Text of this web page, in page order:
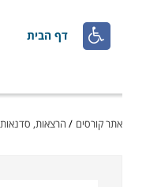
 דף הבית
אתר קורסים / הרצאות, סדנאות